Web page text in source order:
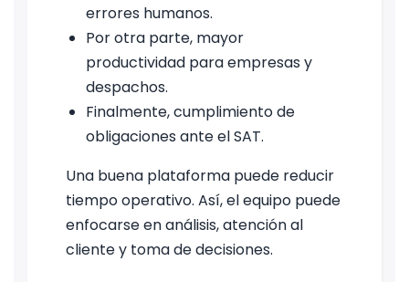
errores humanos.
Por otra parte, mayor
productividad para empresas y
despachos.
Finalmente, cumplimiento de
obligaciones ante el SAT.
Una buena plataforma puede reducir
tiempo operativo. Así, el equipo puede
enfocarse en análisis, atención al
cliente y toma de decisiones.